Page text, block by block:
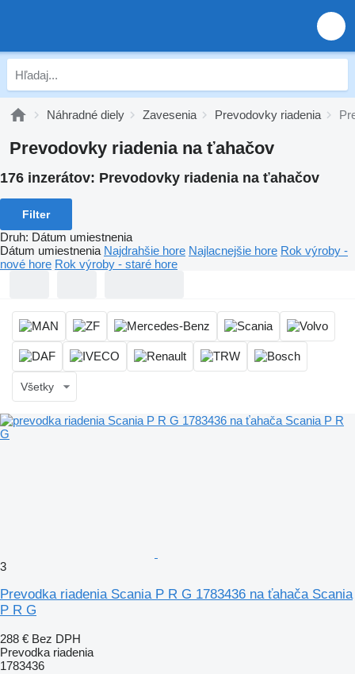
Náhradné diely Zavesenia Prevodovky riadenia
Prevodovky riadenia na ťahačov
176 inzerátov: Prevodovky riadenia na ťahačov
Filter
Druh: Dátum umiestnenia
Dátum umiestnenia Najdrahšie hore Najlacnejšie hore Rok výroby -
nové hore Rok výroby - staré hore
Všetky
3
Prevodka riadenia Scania P R G 1783436 na ťahača Scania
P R G
288 € Bez DPH
Prevodka riadenia
1783436